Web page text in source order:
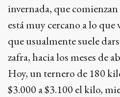
invernada, que
está muy cercano a lo
que usualmente suele
zafra, hacia los meses de
Hoy, un ternero de 180
$3.000 a $3.100 el kilo,